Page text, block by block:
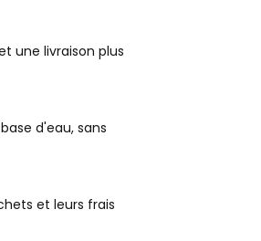
une livraison plus
d'eau, sans
et leurs frais